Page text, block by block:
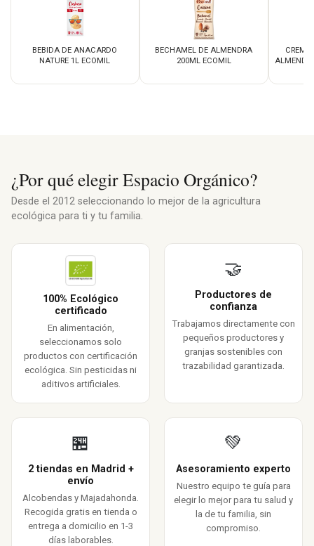
BEBIDA DE ANACARDO
NATURE 1L ECOMIL
BECHAMEL DE ALMENDRA
200ML ECOMIL
¿Por qué elegir Espacio Orgánico?
Desde el 2012 seleccionando lo mejor de la agricultura
ecológica para ti y tu familia.
100% Ecológico
certificado
En alimentación,
seleccionamos solo
productos con certificación
ecológica. Sin pesticidas ni
aditivos artificiales.
🤝
Productores de
confianza
Trabajamos directamente con
pequeños productores y
granjas sostenibles con
trazabilidad garantizada.
🏪
2 tiendas en Madrid +
envío
Alcobendas y Majadahonda.
Recogida gratis en tienda o
entrega a domicilio en 1-3
días laborables.
💚
Asesoramiento experto
Nuestro equipo te guía para
elegir lo mejor para tu salud y
la de tu familia, sin
compromiso.